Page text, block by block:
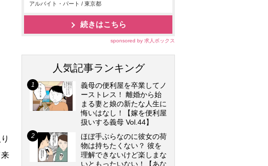
アルバイト・パート / 東京都
続きはこちら
sponsored by 求人ボックス
人気記事ランキング
義母の便利屋を卒業してノ
ーストレス！ 離婚から始
まる妻と娘の新たな人生に
悔いはなし！【嫁を便利屋
扱いする義母 Vol.44】
ほぼ手ぶらなのに彼女の荷
物は持ちたくない？ 彼を
理解できないけど楽しまな
いともったいない！【あな